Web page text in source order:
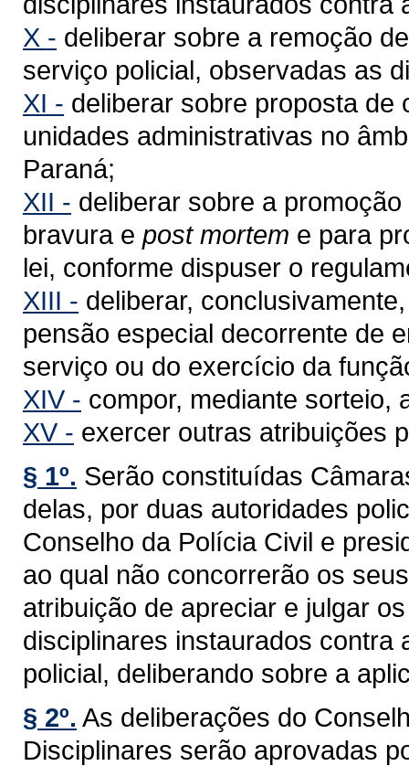
X - deliberar sobre a remoção
serviço policial, observadas as
XI - deliberar sobre proposta de
unidades administrativas no
Paraná;
XII - deliberar sobre a
bravura e post mortem e para
lei, conforme dispuser o
XIII - deliberar,
pensão especial decorrente de
serviço ou do exercício da
XIV - compor, mediante sorteio,
XV - exercer outras atribuições
§ 1º. Serão constituídas
delas, por duas autoridades
Conselho da Polícia Civil e
ao qual não concorrerão os
atribuição de apreciar e julgar
disciplinares instaurados contra
policial, deliberando sobre a
§ 2º. As deliberações do
Disciplinares serão aprovadas